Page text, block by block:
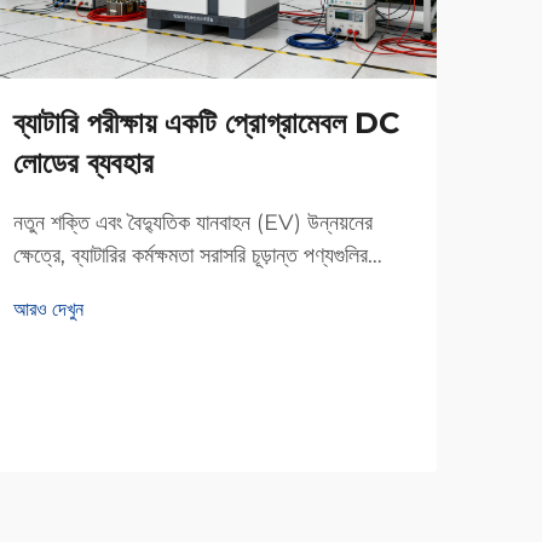
ব্যাটারি পরীক্ষায় একটি প্রোগ্রামেবল DC
লোডের ব্যবহার
নতুন শক্তি এবং বৈদ্যুতিক যানবাহন (EV) উন্নয়নের
ক্ষেত্রে, ব্যাটারির কর্মক্ষমতা সরাসরি চূড়ান্ত পণ্যগুলির
আয়ু এবং নিরাপত্তার মতো গুরুত্বপূর্ণ সূচকগুলি সঠিকভাবে
আরও দেখুন